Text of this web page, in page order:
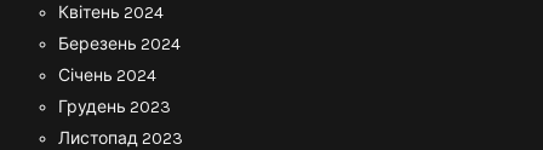
Квітень 2024
Березень 2024
Січень 2024
Грудень 2023
Листопад 2023